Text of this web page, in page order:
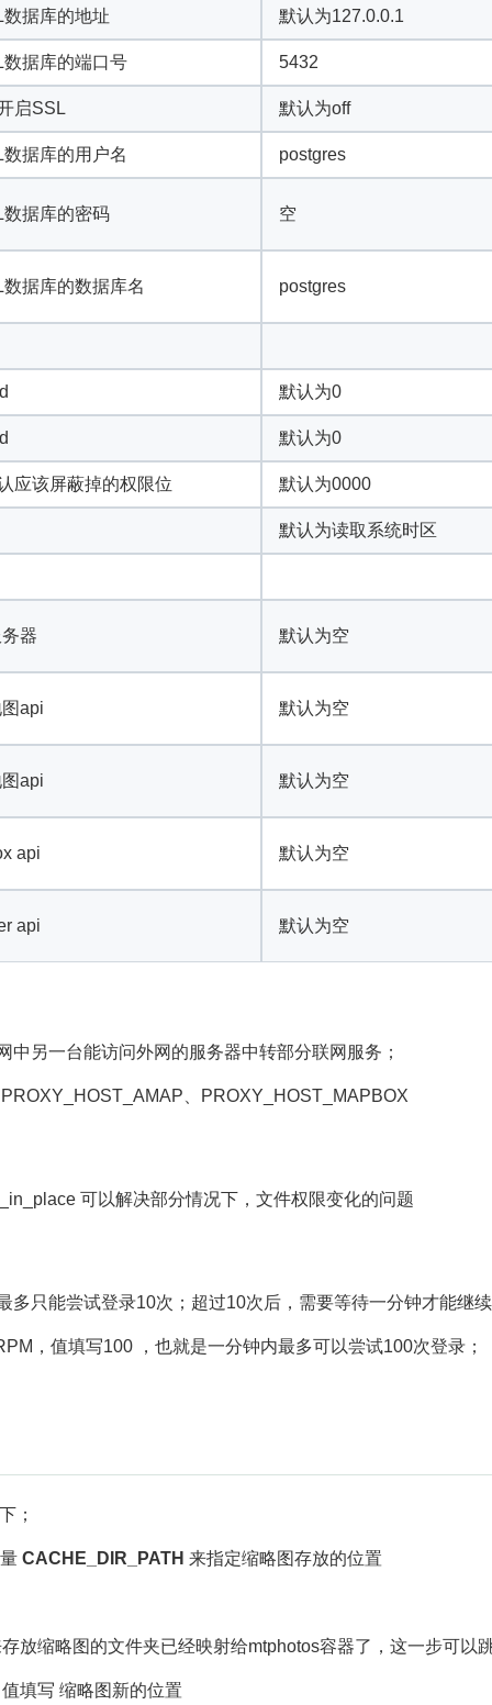
据库的地址 默认为127.0.0.1
据库的端口号 5432
启SSL 默认为off
据库的用户名 postgres
据库的密码 空
据库的数据库名 postgres
默认为0
默认为0
应该屏蔽掉的权限位 默认为0000
默认为读取系统时区
器 默认为空
api 默认为空
api 默认为空
api 默认为空
api 默认为空
另一台能访问外网的服务器中转部分联网服务；
、PROXY_HOST_MAPBOX
可以解决部分情况下，文件权限变化的问题
多只能尝试登录10次；超过10次后，需要等待一分钟才能继
，值填写100 ，也就是一分钟内最多可以尝试100次登录；
；
CACHE_DIR_PATH 来指定缩略图存放的位置
放缩略图的文件夹已经映射给mtphotos容器了，这一步可以
填写 缩略图新的位置